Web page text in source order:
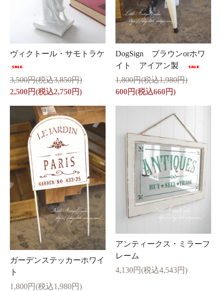
ヴィクトール・サモトラケ
3,500円(税込3,850円)
2,500円(税込2,750円)
DogSign ブラウンorホワ
イト アイアン製
1,800円(税込1,980円)
600円(税込660円)
ガーデンステッカーホワイ
ト
1,800円(税込1,980円)
アンティークス・ミラーフ
レーム
4,130円(税込4,543円)